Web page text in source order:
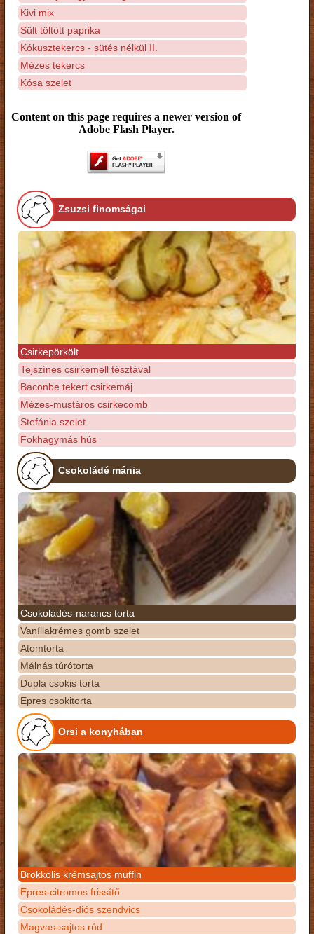
Kivi mix
Sült töltött paprika
Kókusztekercs - sütés nélkül II.
Mézes tekercs
Kósa szelet
Content on this page requires a newer version of
Adobe Flash Player.
Zsuzsi finomságai
Csirkepörkölt
Tejszínes csirkemell tésztával
Baconbe tekert csirkemáj
Mézes-mustáros csirkecomb
Stefánia szelet
Fokhagymás hús
Csokoládé mánia
Csokoládés-narancs torta
Vaníliakrémes gomb szelet
Atomtorta
Málnás túrótorta
Dupla csokis torta
Epres csokitorta
Orsi a konyhában
Brokkolis krémsajtos muffin
Epres-citromos frissítő
Csokoládés-diós szendvics
Magvas-sajtos rúd